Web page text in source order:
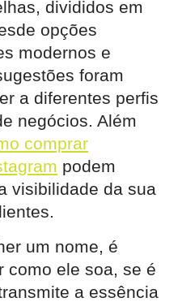
divididos em
opções
modernos e
foram
a diferentes perfis
negócios. Além
comprar
podem
visibilidade da sua
um nome, é
como ele soa, se é
a essência